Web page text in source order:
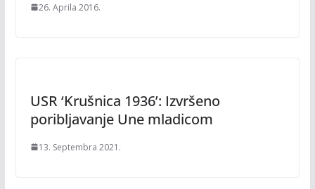
26. Aprila 2016.
USR ‘Krušnica 1936’: Izvršeno
poribljavanje Une mladicom
13. Septembra 2021.